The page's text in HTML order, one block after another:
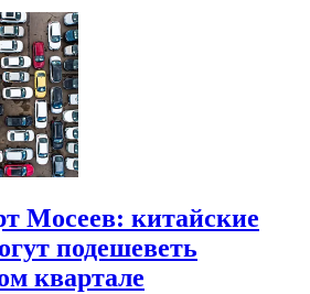
Мосеев: китайские
подешеветь
квартале